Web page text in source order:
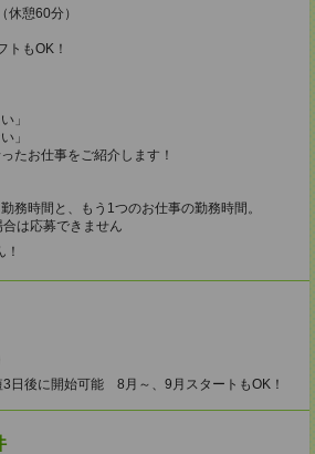
休憩60分）
トもOK！
」
」
たお仕事をご紹介します！
務時間と、もう1つのお仕事の勤務時間。
は応募できません
後に開始可能 8月～、9月スタートもOK！